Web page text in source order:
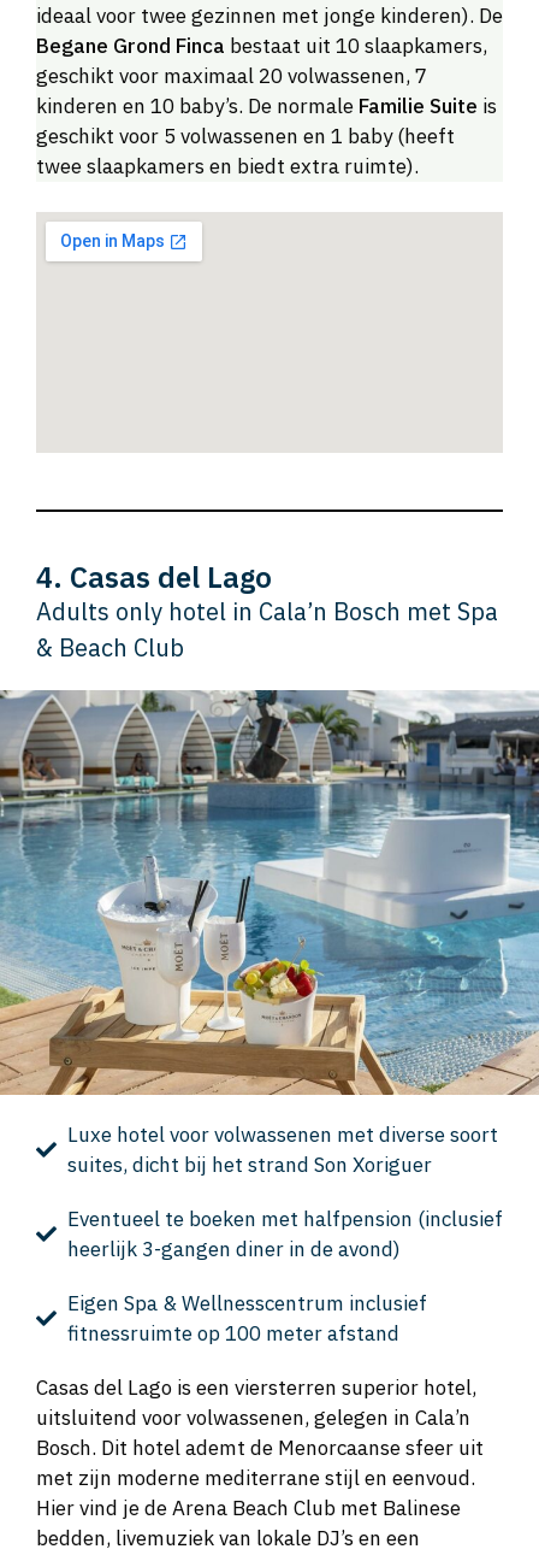
ideaal voor twee gezinnen met jonge kinderen). De
Begane Grond Finca bestaat uit 10 slaapkamers,
geschikt voor maximaal 20 volwassenen, 7
kinderen en 10 baby’s. De normale Familie Suite is
geschikt voor 5 volwassenen en 1 baby (heeft
twee slaapkamers en biedt extra ruimte).
4. Casas del Lago
Adults only hotel in Cala’n Bosch met Spa
& Beach Club
Luxe hotel voor volwassenen met diverse soort
suites, dicht bij het strand Son Xoriguer
Eventueel te boeken met halfpension (inclusief
heerlijk 3-gangen diner in de avond)
Eigen Spa & Wellnesscentrum inclusief
fitnessruimte op 100 meter afstand
Casas del Lago is een viersterren superior hotel,
uitsluitend voor volwassenen, gelegen in Cala’n
Bosch. Dit hotel ademt de Menorcaanse sfeer uit
met zijn moderne mediterrane stijl en eenvoud.
Hier vind je de Arena Beach Club met Balinese
bedden, livemuziek van lokale DJ’s en een